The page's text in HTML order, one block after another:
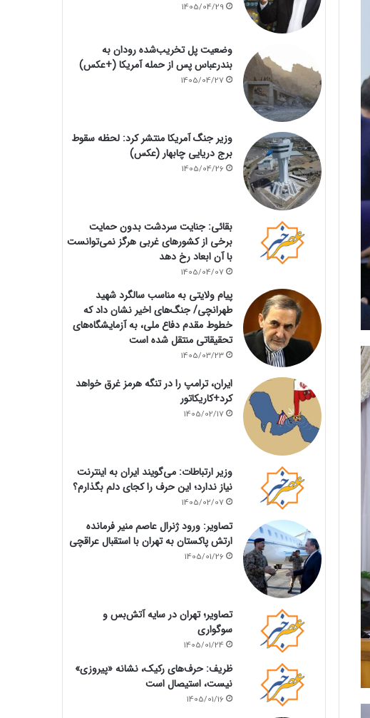
1405/04/29
وضعیت پل تخریب‌شده رودان به
بندرعباس پس از حمله آمریکا (+عکس)
1405/04/27
وزیر جنگ آمریکا منتشر کرد: لحظه سقوط
برج دریایی چابهار (عکس)
1405/04/26
بقائی: جنایت سردشت بدون حمایت
برخی از کشورهای غربی هرگز نمی‌توانست
با آن ابعاد رخ دهد
1405/04/07
پیام ولایتی به مناسب سالگرد شهید
طهرانچی/ جنگ‌های اخیر نشان داد که
خطوط مقدم دفاع ملی، به آزمایشگاه‌های
تحقیقاتی منتقل شده است
1405/03/23
ایران، ترامپ را در تنگه هرمز غرق خواهد
کرد+کاریکاتور
1405/02/17
وزیر ارتباطات: می‌گویند ایران به اینترنت
نیاز ندارد؛ این حرف را کجای دلم بگذارم؟
1405/02/07
تصاویر: ورود ژنرال عاصم منیر فرمانده
ارتش پاکستان به تهران با استقبال عراقچی
1405/01/26
تصاویر؛ تهران در سایه آتش‌بس و
سوگواری
1405/01/24
ظریف: حرف‌های رکیک، نشانه «پیروزی»
نیست، استیصال است
1405/01/16